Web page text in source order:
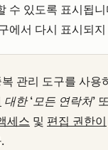
수 있도록 표시됩
에서 다시 표시되
복 관리 도구를 사용
대한 ‘모든 연락처’
세스 및 편집 권한이